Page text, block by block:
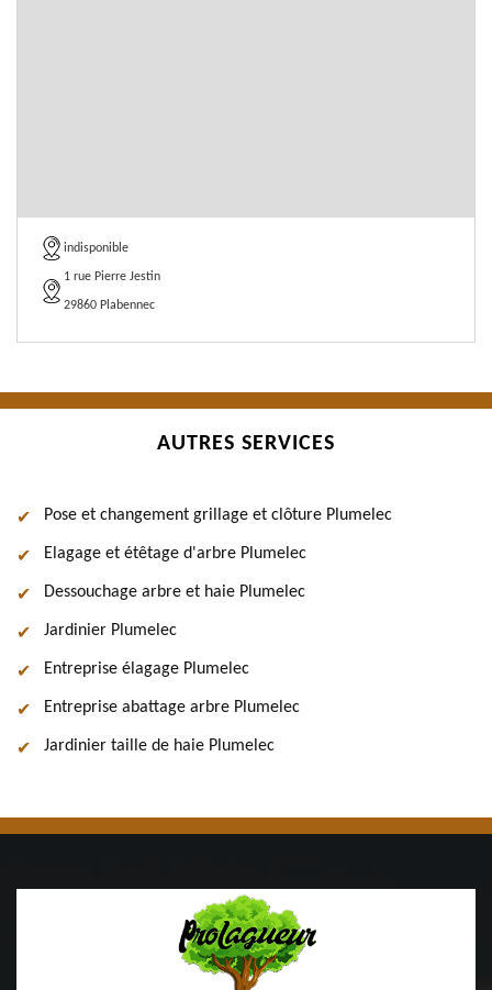
indisponible
1 rue Pierre Jestin
29860 Plabennec
AUTRES SERVICES
Pose et changement grillage et clôture Plumelec
Elagage et étêtage d'arbre Plumelec
Dessouchage arbre et haie Plumelec
Jardinier Plumelec
Entreprise élagage Plumelec
Entreprise abattage arbre Plumelec
Jardinier taille de haie Plumelec